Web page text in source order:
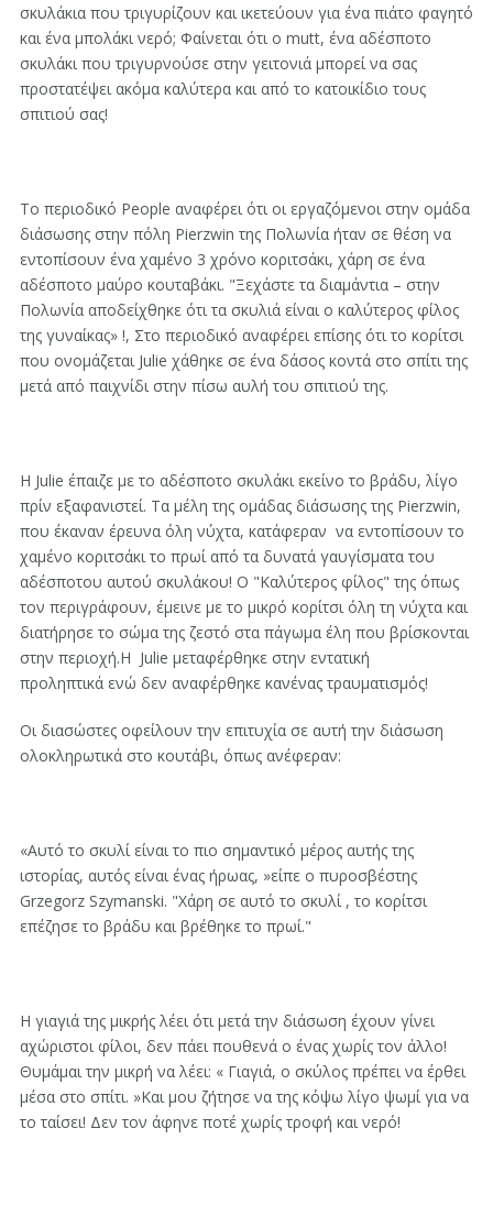
σκυλάκια που τριγυρίζουν και ικετεύουν για ένα πιάτο φαγητό
και ένα μπολάκι νερό; Φαίνεται ότι ο mutt, ένα αδέσποτο
σκυλάκι που τριγυρνούσε στην γειτονιά μπορεί να σας
προστατέψει ακόμα καλύτερα και από το κατοικίδιο τους
σπιτιού σας!
Το περιοδικό People αναφέρει ότι οι εργαζόμενοι στην ομάδα
διάσωσης στην πόλη Pierzwin της Πολωνία ήταν σε θέση να
εντοπίσουν ένα χαμένο 3 χρόνο κοριτσάκι, χάρη σε ένα
αδέσποτο μαύρο κουταβάκι. "Ξεχάστε τα διαμάντια – στην
Πολωνία αποδείχθηκε ότι τα σκυλιά είναι ο καλύτερος φίλος
της γυναίκας» !, Στο περιοδικό αναφέρει επίσης ότι το κορίτσι
που ονομάζεται Julie χάθηκε σε ένα δάσος κοντά στο σπίτι της
μετά από παιχνίδι στην πίσω αυλή του σπιτιού της.
Η Julie έπαιζε με το αδέσποτο σκυλάκι εκείνο το βράδυ, λίγο
πρίν εξαφανιστεί. Τα μέλη της ομάδας διάσωσης της Pierzwin,
που έκαναν έρευνα όλη νύχτα, κατάφεραν να εντοπίσουν το
χαμένο κοριτσάκι το πρωί από τα δυνατά γαυγίσματα του
αδέσποτου αυτού σκυλάκου! Ο "Καλύτερος φίλος" της όπως
τον περιγράφουν, έμεινε με το μικρό κορίτσι όλη τη νύχτα και
διατήρησε το σώμα της ζεστό στα πάγωμα έλη που βρίσκονται
στην περιοχή.Η Julie μεταφέρθηκε στην εντατική
προληπτικά ενώ δεν αναφέρθηκε κανένας τραυματισμός!
Οι διασώστες οφείλουν την επιτυχία σε αυτή την διάσωση
ολοκληρωτικά στο κουτάβι, όπως ανέφεραν:
«Αυτό το σκυλί είναι το πιο σημαντικό μέρος αυτής της
ιστορίας, αυτός είναι ένας ήρωας, »είπε ο πυροσβέστης
Grzegorz Szymanski. "Χάρη σε αυτό το σκυλί , το κορίτσι
επέζησε το βράδυ και βρέθηκε το πρωί."
Η γιαγιά της μικρής λέει ότι μετά την διάσωση έχουν γίνει
αχώριστοι φίλοι, δεν πάει πουθενά ο ένας χωρίς τον άλλο!
Θυμάμαι την μικρή να λέει: « Γιαγιά, ο σκύλος πρέπει να έρθει
μέσα στο σπίτι. »Και μου ζήτησε να της κόψω λίγο ψωμί για να
το ταίσει! Δεν τον άφηνε ποτέ χωρίς τροφή και νερό!